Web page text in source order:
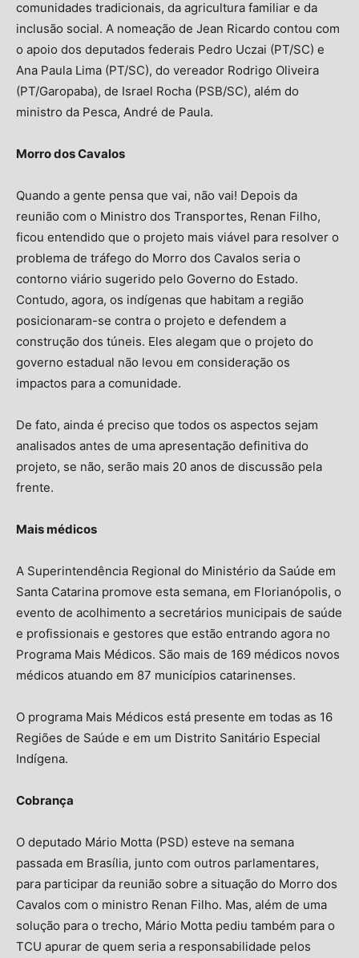
comunidades tradicionais, da agricultura familiar e da
inclusão social. A nomeação de Jean Ricardo contou com
o apoio dos deputados federais Pedro Uczai (PT/SC) e
Ana Paula Lima (PT/SC), do vereador Rodrigo Oliveira
(PT/Garopaba), de Israel Rocha (PSB/SC), além do
ministro da Pesca, André de Paula.
Morro dos Cavalos
Quando a gente pensa que vai, não vai! Depois da
reunião com o Ministro dos Transportes, Renan Filho,
ficou entendido que o projeto mais viável para resolver o
problema de tráfego do Morro dos Cavalos seria o
contorno viário sugerido pelo Governo do Estado.
Contudo, agora, os indígenas que habitam a região
posicionaram-se contra o projeto e defendem a
construção dos túneis. Eles alegam que o projeto do
governo estadual não levou em consideração os
impactos para a comunidade.
De fato, ainda é preciso que todos os aspectos sejam
analisados antes de uma apresentação definitiva do
projeto, se não, serão mais 20 anos de discussão pela
frente.
Mais médicos
A Superintendência Regional do Ministério da Saúde em
Santa Catarina promove esta semana, em Florianópolis, o
evento de acolhimento a secretários municipais de saúde
e profissionais e gestores que estão entrando agora no
Programa Mais Médicos. São mais de 169 médicos novos
médicos atuando em 87 municípios catarinenses.
O programa Mais Médicos está presente em todas as 16
Regiões de Saúde e em um Distrito Sanitário Especial
Indígena.
Cobrança
O deputado Mário Motta (PSD) esteve na semana
passada em Brasília, junto com outros parlamentares,
para participar da reunião sobre a situação do Morro dos
Cavalos com o ministro Renan Filho. Mas, além de uma
solução para o trecho, Mário Motta pediu também para o
TCU apurar de quem seria a responsabilidade pelos